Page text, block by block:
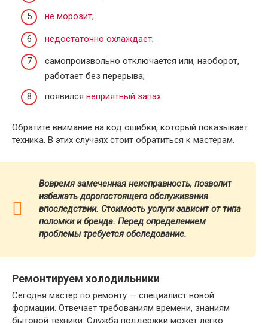
не морозит;
недостаточно охлаждает;
самопроизвольно отключается или, наоборот,
работает без перерыва;
появился неприятный запах.
Обратите внимание на код ошибки, который показывает
техника. В этих случаях стоит обратиться к мастерам.
Вовремя замеченная неисправность, позволит
избежать дорогостоящего обслуживания
впоследствии. Стоимость услуги зависит от типа
поломки и бренда. Перед определением
проблемы требуется обследование.
Ремонтируем холодильники
Сегодня мастер по ремонту — специалист новой
формации. Отвечает требованиям времени, знаниям
бытовой техники. Служба поддержки может легко